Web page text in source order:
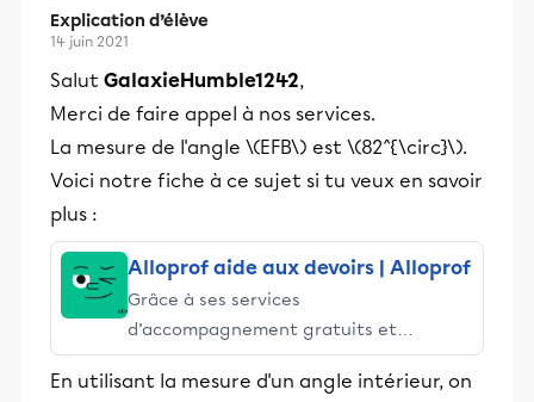
Explication d’élève
14 juin 2021
Salut GalaxieHumble1242,
Merci de faire appel à nos services.
La mesure de l'angle \(EFB\) est \(82^{\circ}\).
Voici notre fiche à ce sujet si tu veux en savoir
plus :
Alloprof aide aux devoirs | Alloprof
Grâce à ses services
d’accompagnement gratuits et
stimulants, Alloprof engage les élèves
et leurs parents dans la réussite
En utilisant la mesure d'un angle intérieur, on